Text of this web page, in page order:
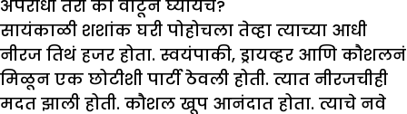
अपराधी तरी का वाटून घ्यायचं?
सायंकाळी शशांक घरी पोहोचला तेव्हा त्याच्या आधी
नीरज तिथं हजर होता. स्वयंपाकी, ड्रायव्हर आणि कौशलनं
मिळून एक छोटीशी पार्टी ठेवली होती. त्यात नीरजचीही
मदत झाली होती. कौशल खूप आनंदात होता. त्याचे नवे